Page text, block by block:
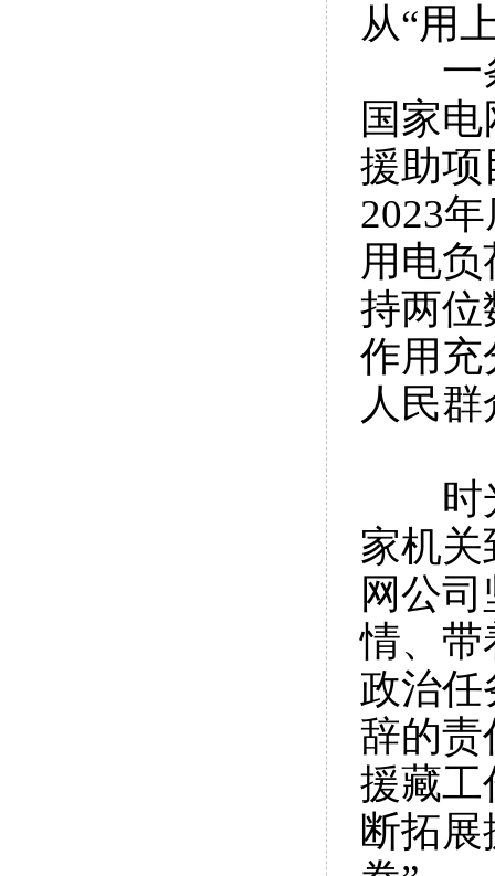
从“用
一
国家
援助项
2023
用电
持两位
作用充
人民
时光
家机
网公
情、带
政治任
辞的责
援藏工
断拓